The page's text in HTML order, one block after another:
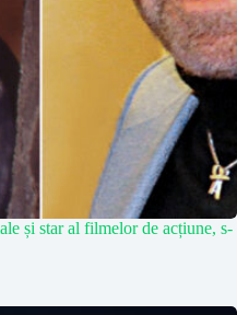
și star al filmelor de acțiune, s-